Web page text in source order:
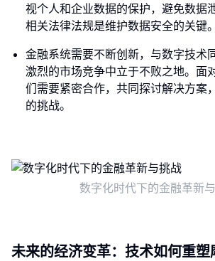
视个人和企业数据的保护，避免数据
相关法律法规是维护数据安全的关键。
金融系统需要不断创新，与数字技术
激烈的市场竞争中立于不败之地。面
们需要紧密合作，共同探讨解决方案
的挑战。
数字化时代下的金融革新
未来的经济变革：技术如何重塑